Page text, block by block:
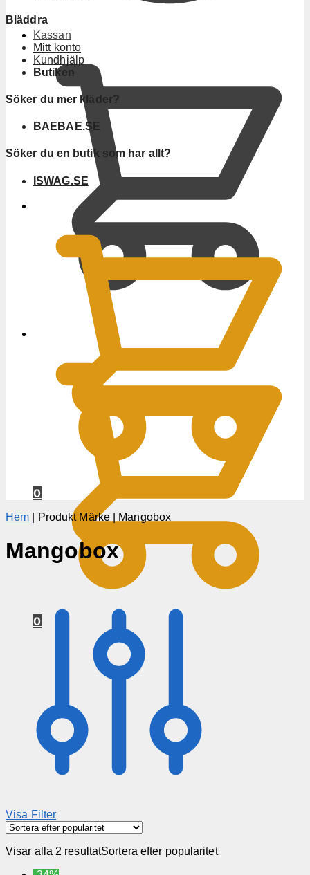
Kassan
0
Bläddra
Mitt konto
Kundhjälp
Butiken
Söker du mer kläder?
BAEBAE.SE
Söker du en butik som har allt?
ISWAG.SE
0
Hem Produkt Märke| Mangobox
Mangobox
Visa Filter
Visar alla 2 resultatSortera efter popularitet